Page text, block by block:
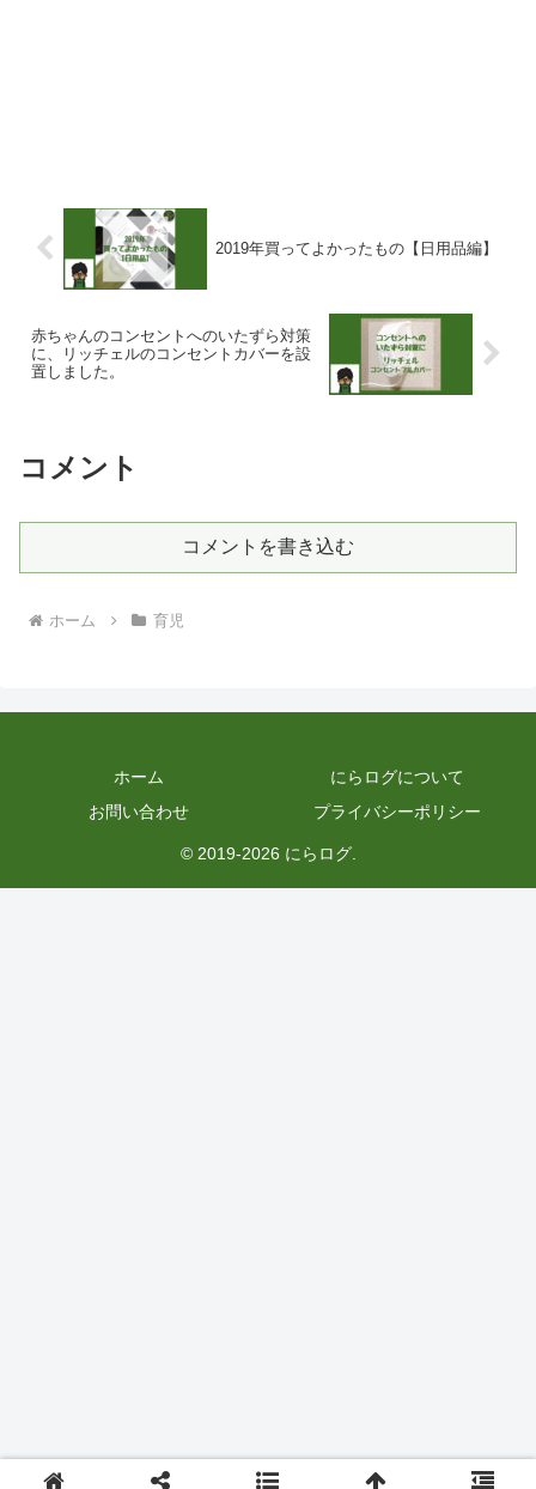
2019年買ってよかったもの【日用品編】
赤ちゃんのコンセントへのいたずら対策
に、リッチェルのコンセントカバーを設
置しました。
コメント
コメントを書き込む
ホーム 育児
ホーム
にらログについて
お問い合わせ
プライバシーポリシー
© 2019-2026 にらログ.